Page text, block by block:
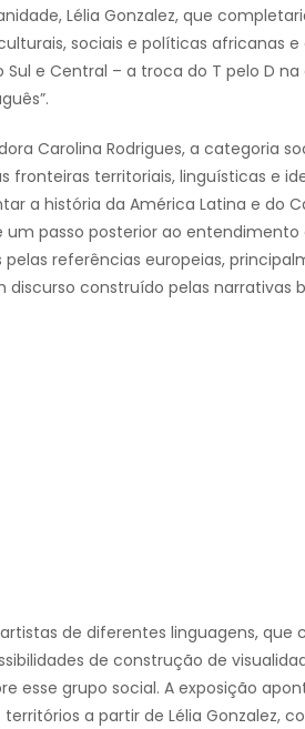
Lélia Gonzalez, que
sociais e políticas africanas
Sul e Central – a troca do T pelo D
Carolina Rodrigues, a categoria
fronteiras territoriais, linguísticas e
a história da América Latina e do
um passo posterior ao
referências europeias,
construído pelas narrativas
de diferentes linguagens,
de construção de
esse grupo social. A exposição
a partir de Lélia Gonzalez,